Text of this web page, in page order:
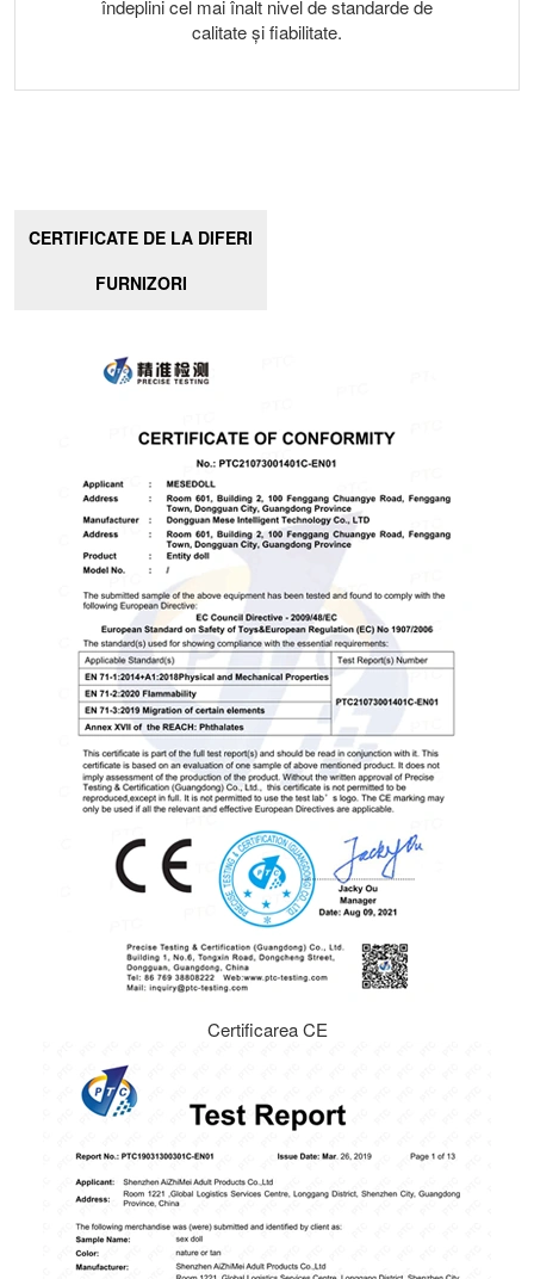
îndeplini cel mai înalt nivel de standarde de
calitate și fiabilitate.
CERTIFICATE DE LA DIFERI
FURNIZORI
Certificarea CE